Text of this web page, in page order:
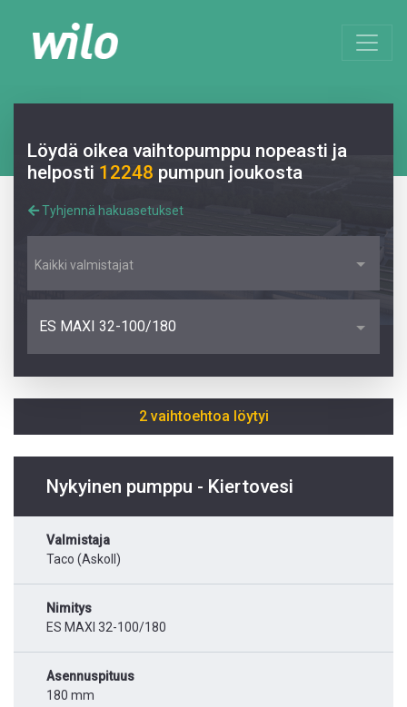
Löydä oikea vaihtopumppu nopeasti ja
helposti 12248 pumpun joukosta
Tyhjennä hakuasetukset
Kaikki valmistajat
ES MAXI 32-100/180
2 vaihtoehtoa löytyi
Nykyinen pumppu - Kiertovesi
Valmistaja
Taco (Askoll)
Nimitys
ES MAXI 32-100/180
Asennuspituus
180 mm